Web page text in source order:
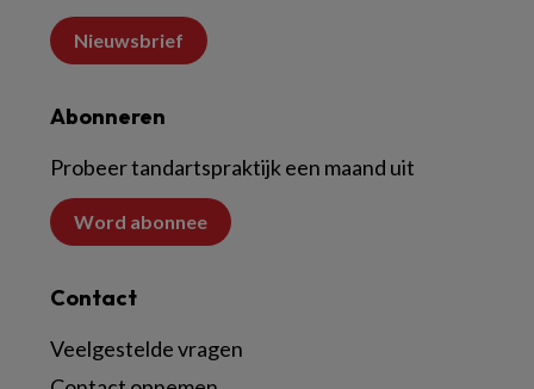
Nieuwsbrief
Abonneren
Probeer tandartspraktijk een maand uit
Word abonnee
Contact
Veelgestelde vragen